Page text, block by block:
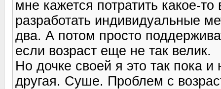
мне кажется потратить какое-
разработать индивидуальные
два. А потом просто
если возраст еще не так велик.
Но дочке своей я это так пока
другая. Суше. Проблем с